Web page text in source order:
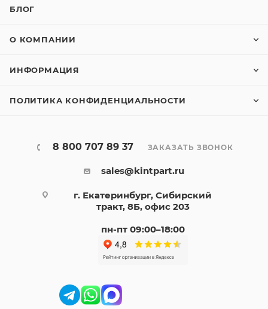
БЛОГ
О КОМПАНИИ
ИНФОРМАЦИЯ
ПОЛИТИКА КОНФИДЕНЦИАЛЬНОСТИ
8 800 707 89 37 ЗАКАЗАТЬ ЗВОНОК
sales@kintpart.ru
г. Екатеринбург, Сибирский
тракт, 8Б, офис 203
пн-пт 09:00–18:00